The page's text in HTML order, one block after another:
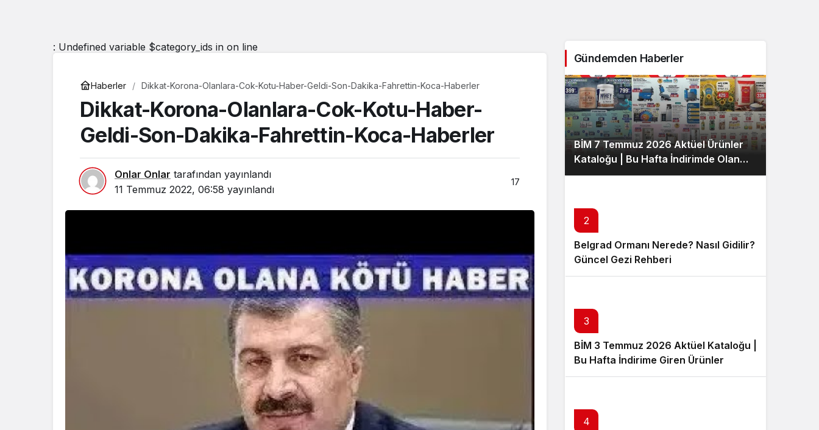
: Undefined variable $category_ids in on line
Haberler Dikkat-Korona-Olanlara-Cok-Kotu-Haber-Geldi-Son-Dakika-Fahrettin-Koca-Haberler
Dikkat-Korona-Olanlara-Cok-Kotu-Haber-
Geldi-Son-Dakika-Fahrettin-Koca-Haberler
Onlar Onlar tarafından yayınlandı
11 Temmuz 2022, 06:58 yayınlandı
17
Gündemden Haberler
BİM 7 Temmuz 2026 Aktüel Ürünler
Kataloğu | Bu Hafta İndirimde Olan
Ürünler
2
Belgrad Ormanı Nerede? Nasıl Gidilir?
Güncel Gezi Rehberi
3
BİM 3 Temmuz 2026 Aktüel Kataloğu |
Bu Hafta İndirime Giren Ürünler
4